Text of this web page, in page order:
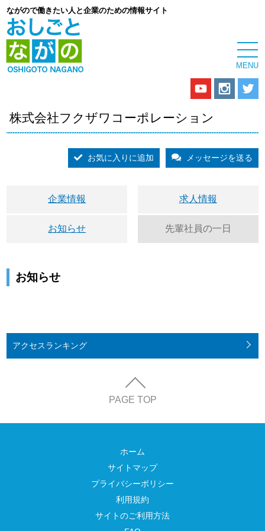
ながので働きたい人と企業のための情報サイト
株式会社フクザワコーポレーション
お気に入りに追加 メッセージを送る
企業情報 求人情報
お知らせ 先輩社員の一日
お知らせ
アクセスランキング
PAGE TOP
ホーム
サイトマップ
プライバシーポリシー
利用規約
サイトのご利用方法